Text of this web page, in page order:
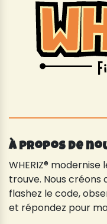
À propos de
WHERIZ®
trouve. Nous créons
flashez le code,
et répondez pour